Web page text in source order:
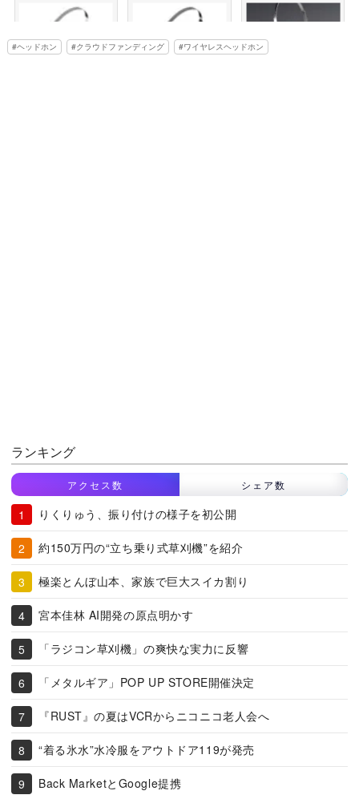
ヘッドホン クラウドファンディング ワイヤレスヘッドホン
ランキング
アクセス数 シェア数
りくりゅう、振り付けの様子を初公開
約150万円の“立ち乗り式草刈機”を紹介
極楽とんぼ山本、家族で巨大スイカ割り
宮本佳林 AI開発の原点明かす
「ラジコン草刈機」の爽快な実力に反響
「メタルギア」POP UP STORE開催決定
『RUST』の夏はVCRからニコニコ老人会へ
“着る氷水”水冷服をアウトドア119が発売
Back MarketとGoogle提携